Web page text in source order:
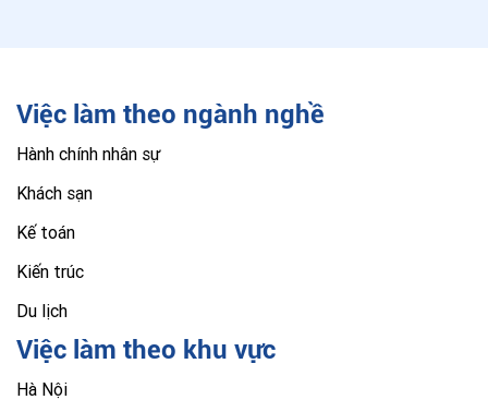
Việc làm theo ngành nghề
Hành chính nhân sự
Khách sạn
Kế toán
Kiến trúc
Du lịch
Việc làm theo khu vực
Hà Nội